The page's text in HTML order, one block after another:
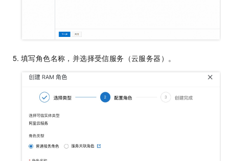
填写角色名称，并选择受信服务（云服务器）。